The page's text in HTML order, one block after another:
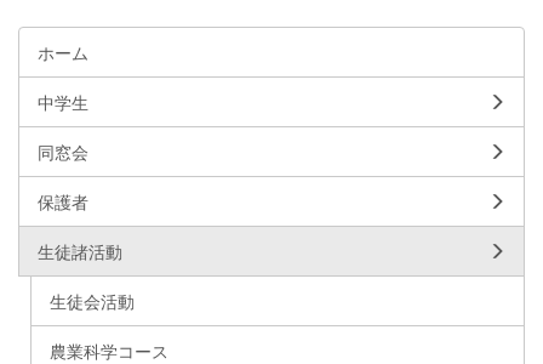
ホーム
中学生
同窓会
保護者
生徒諸活動
生徒会活動
農業科学コース